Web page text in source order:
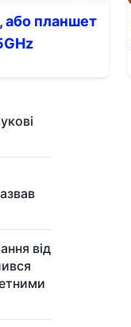
або планшет
від